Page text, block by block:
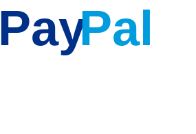
PayPal